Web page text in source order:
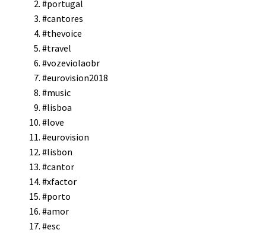
#portugal
#cantores
#thevoice
#travel
#vozeviolaobr
#eurovision2018
#music
#lisboa
#love
#eurovision
#lisbon
#cantor
#xfactor
#porto
#amor
#esc